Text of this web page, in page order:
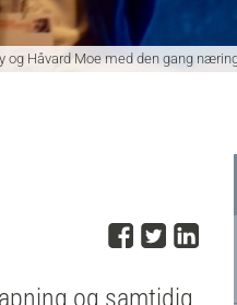
og Håvard Moe med den gang
Del på
Del
og samtidig